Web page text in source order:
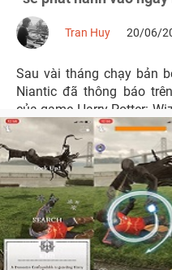
Tran Huy 20/06/
Sau vài tháng chạy bản
Niantic đã thông báo
của game Harry Potter:
ngày 21/6 sắp tới.